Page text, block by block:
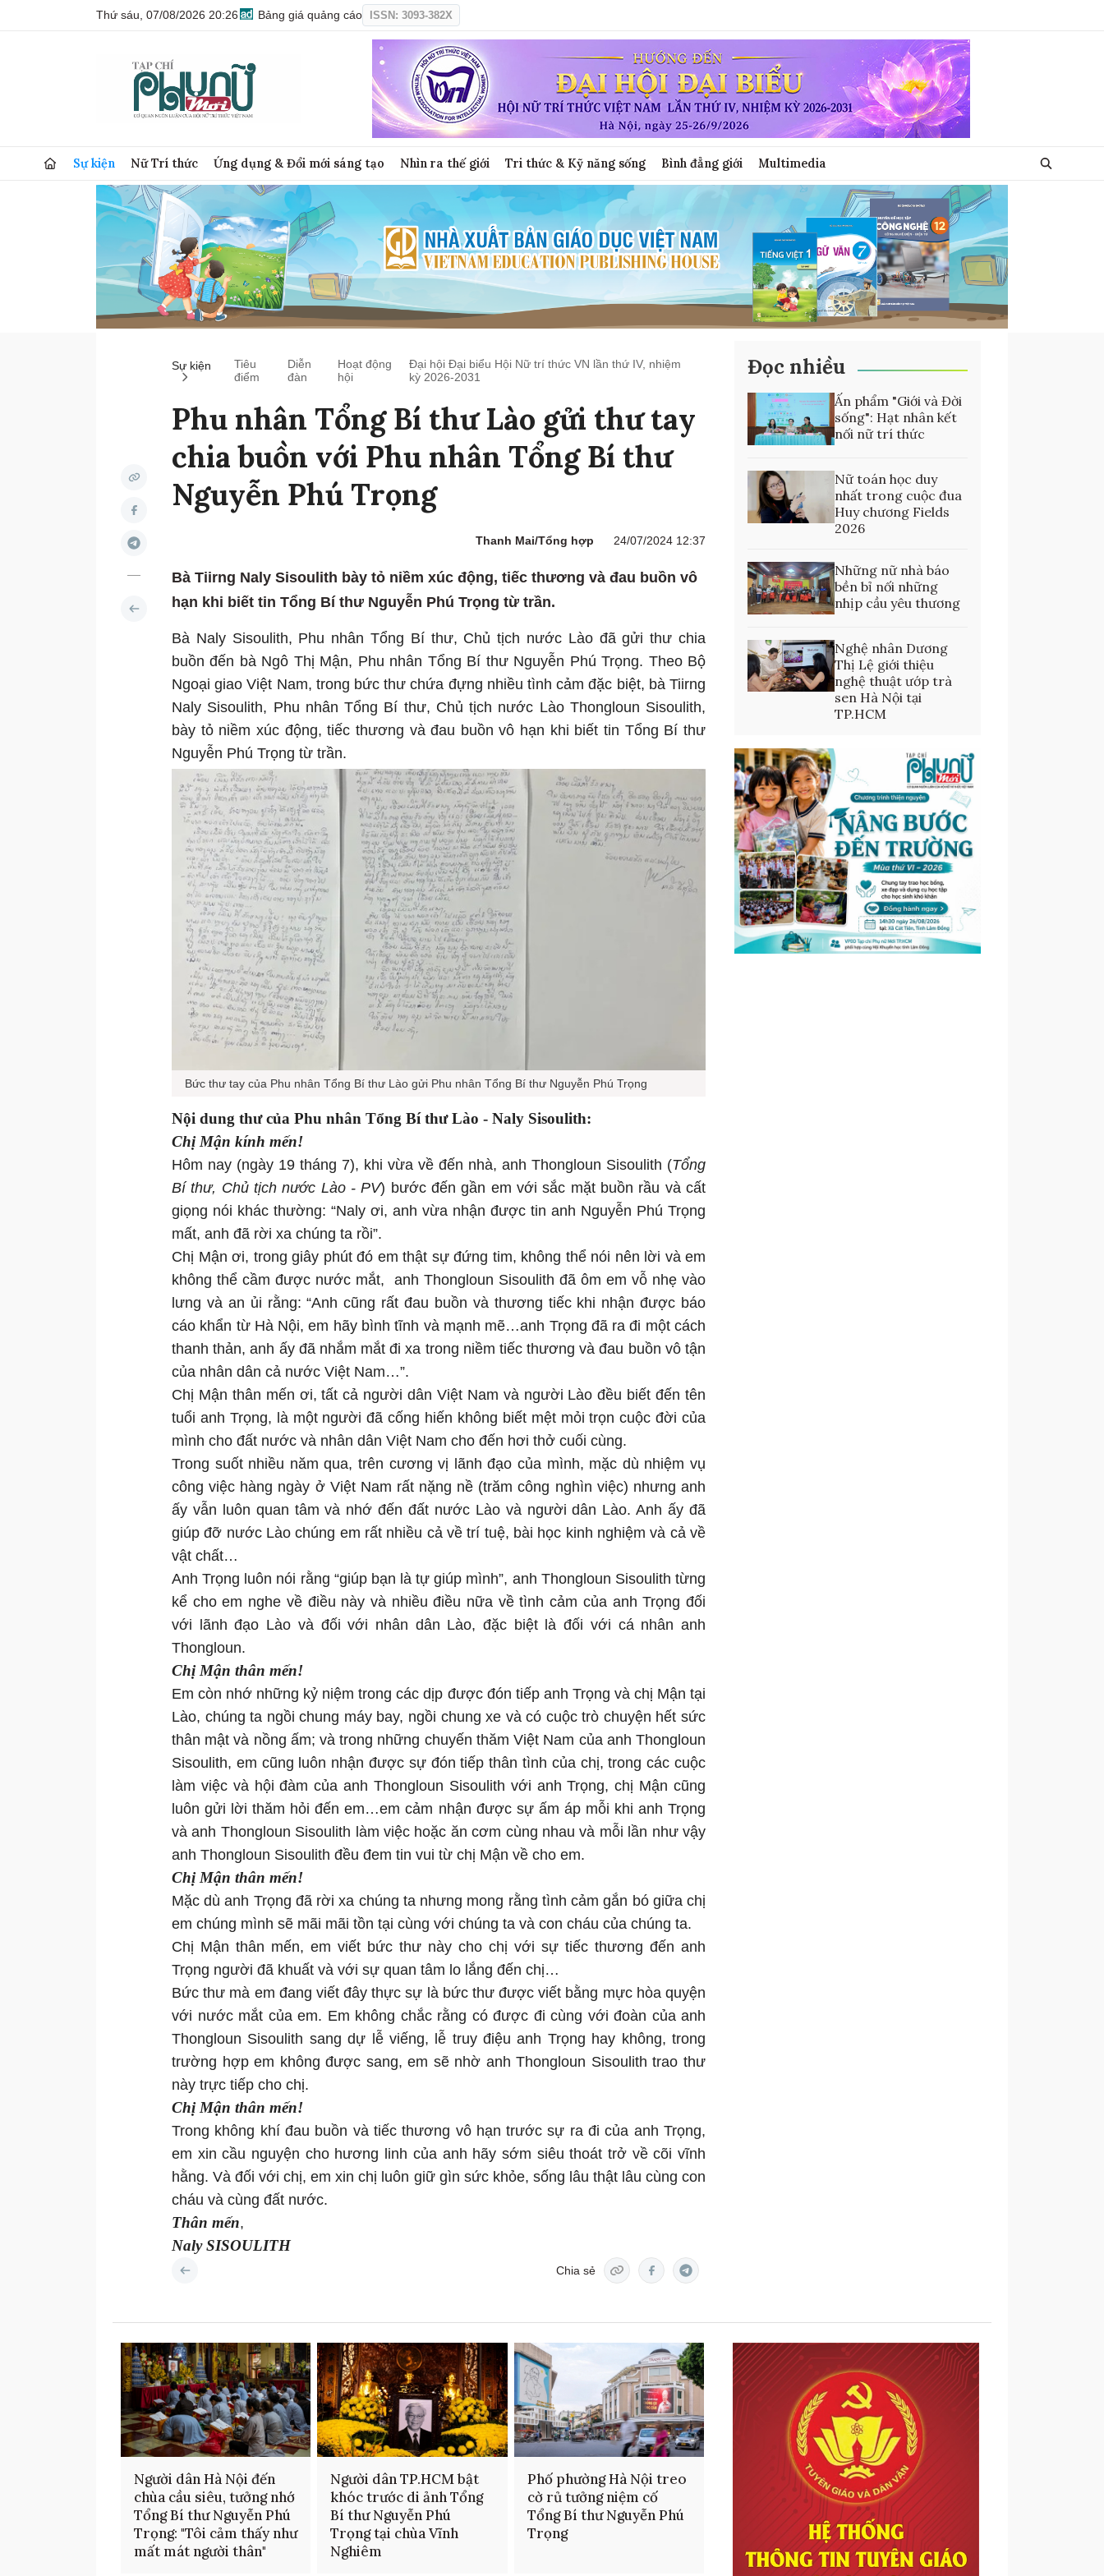
Thứ sáu, 07/08/2026 20:26 Bảng giá quảng cáo ISSN: 3093-382X
Sự kiện Nữ Trí thức Ứng dụng & Đổi mới sáng tạo Nhìn ra thế giới Tri thức & Kỹ năng sống Bình đẳng giới Multimedia
Sự kiện
Tiêu
điểm
Diễn
đàn
Hoạt động
hội
Đại hội Đại biểu Hội Nữ trí thức VN lần thứ IV, nhiệm
kỳ 2026-2031
Phu nhân Tổng Bí thư Lào gửi thư tay
chia buồn với Phu nhân Tổng Bí thư
Nguyễn Phú Trọng
Thanh Mai/Tổng hợp 24/07/2024 12:37
Bà Tiirng Naly Sisoulith bày tỏ niềm xúc động, tiếc thương và đau buồn vô
hạn khi biết tin Tổng Bí thư Nguyễn Phú Trọng từ trần.
Bà Naly Sisoulith, Phu nhân Tổng Bí thư, Chủ tịch nước Lào đã gửi thư chia
buồn đến bà Ngô Thị Mận, Phu nhân Tổng Bí thư Nguyễn Phú Trọng. Theo Bộ
Ngoại giao Việt Nam, trong bức thư chứa đựng nhiều tình cảm đặc biệt, bà Tiirng
Naly Sisoulith, Phu nhân Tổng Bí thư, Chủ tịch nước Lào Thongloun Sisoulith,
bày tỏ niềm xúc động, tiếc thương và đau buồn vô hạn khi biết tin Tổng Bí thư
Nguyễn Phú Trọng từ trần.
Bức thư tay của Phu nhân Tổng Bí thư Lào gửi Phu nhân Tổng Bí thư Nguyễn Phú Trọng
Nội dung thư của Phu nhân Tổng Bí thư Lào - Naly Sisoulith:
Chị Mận kính mến!
Hôm nay (ngày 19 tháng 7), khi vừa về đến nhà, anh Thongloun Sisoulith (Tổng
Bí thư, Chủ tịch nước Lào - PV) bước đến gần em với sắc mặt buồn rầu và cất
giọng nói khác thường: “Naly ơi, anh vừa nhận được tin anh Nguyễn Phú Trọng
mất, anh đã rời xa chúng ta rồi”.
Chị Mận ơi, trong giây phút đó em thật sự đứng tim, không thể nói nên lời và em
không thể cầm được nước mắt, anh Thongloun Sisoulith đã ôm em vỗ nhẹ vào
lưng và an ủi rằng: “Anh cũng rất đau buồn và thương tiếc khi nhận được báo
cáo khẩn từ Hà Nội, em hãy bình tĩnh và mạnh mẽ…anh Trọng đã ra đi một cách
thanh thản, anh ấy đã nhắm mắt đi xa trong niềm tiếc thương và đau buồn vô tận
của nhân dân cả nước Việt Nam…”.
Chị Mận thân mến ơi, tất cả người dân Việt Nam và người Lào đều biết đến tên
tuổi anh Trọng, là một người đã cống hiến không biết mệt mỏi trọn cuộc đời của
mình cho đất nước và nhân dân Việt Nam cho đến hơi thở cuối cùng.
Trong suốt nhiều năm qua, trên cương vị lãnh đạo của mình, mặc dù nhiệm vụ
công việc hàng ngày ở Việt Nam rất nặng nề (trăm công nghìn việc) nhưng anh
ấy vẫn luôn quan tâm và nhớ đến đất nước Lào và người dân Lào. Anh ấy đã
giúp đỡ nước Lào chúng em rất nhiều cả về trí tuệ, bài học kinh nghiệm và cả về
vật chất…
Anh Trọng luôn nói rằng “giúp bạn là tự giúp mình”, anh Thongloun Sisoulith từng
kể cho em nghe về điều này và nhiều điều nữa về tình cảm của anh Trọng đối
với lãnh đạo Lào và đối với nhân dân Lào, đặc biệt là đối với cá nhân anh
Thongloun.
Chị Mận thân mến!
Em còn nhớ những kỷ niệm trong các dịp được đón tiếp anh Trọng và chị Mận tại
Lào, chúng ta ngồi chung máy bay, ngồi chung xe và có cuộc trò chuyện hết sức
thân mật và nồng ấm; và trong những chuyến thăm Việt Nam của anh Thongloun
Sisoulith, em cũng luôn nhận được sự đón tiếp thân tình của chị, trong các cuộc
làm việc và hội đàm của anh Thongloun Sisoulith với anh Trọng, chị Mận cũng
luôn gửi lời thăm hỏi đến em…em cảm nhận được sự ấm áp mỗi khi anh Trọng
và anh Thongloun Sisoulith làm việc hoặc ăn cơm cùng nhau và mỗi lần như vậy
anh Thongloun Sisoulith đều đem tin vui từ chị Mận về cho em.
Chị Mận thân mến!
Mặc dù anh Trọng đã rời xa chúng ta nhưng mong rằng tình cảm gắn bó giữa chị
em chúng mình sẽ mãi mãi tồn tại cùng với chúng ta và con cháu của chúng ta.
Chị Mận thân mến, em viết bức thư này cho chị với sự tiếc thương đến anh
Trọng người đã khuất và với sự quan tâm lo lắng đến chị…
Bức thư mà em đang viết đây thực sự là bức thư được viết bằng mực hòa quyện
với nước mắt của em. Em không chắc rằng có được đi cùng với đoàn của anh
Thongloun Sisoulith sang dự lễ viếng, lễ truy điệu anh Trọng hay không, trong
trường hợp em không được sang, em sẽ nhờ anh Thongloun Sisoulith trao thư
này trực tiếp cho chị.
Chị Mận thân mến!
Trong không khí đau buồn và tiếc thương vô hạn trước sự ra đi của anh Trọng,
em xin cầu nguyện cho hương linh của anh hãy sớm siêu thoát trở về cõi vĩnh
hằng. Và đối với chị, em xin chị luôn giữ gìn sức khỏe, sống lâu thật lâu cùng con
cháu và cùng đất nước.
Thân mến,
Naly SISOULITH
Chia sẻ
Đọc nhiều
Ấn phẩm "Giới và Đời
sống": Hạt nhân kết
nối nữ trí thức
Nữ toán học duy
nhất trong cuộc đua
Huy chương Fields
2026
Những nữ nhà báo
bền bỉ nối những
nhịp cầu yêu thương
Nghệ nhân Dương
Thị Lệ giới thiệu
nghệ thuật ướp trà
sen Hà Nội tại
TP.HCM
Người dân Hà Nội đến
chùa cầu siêu, tưởng nhớ
Tổng Bí thư Nguyễn Phú
Trọng: "Tôi cảm thấy như
mất mát người thân"
Người dân TP.HCM bật
khóc trước di ảnh Tổng
Bí thư Nguyễn Phú
Trọng tại chùa Vĩnh
Nghiêm
Phố phường Hà Nội treo
cờ rủ tưởng niệm cố
Tổng Bí thư Nguyễn Phú
Trọng